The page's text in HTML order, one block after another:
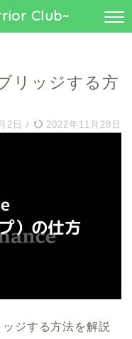
Club~
リッジする方
2日 / 2022年11月28日
ジする方法を解説